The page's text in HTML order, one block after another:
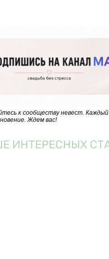
к сообществу невест.
Ждем вас!
ИНТЕРЕСНЫХ